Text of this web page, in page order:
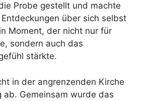
Probe gestellt und machte
über sich selbst
Moment, der nicht nur für
sondern auch das
stärkte.
in der angrenzenden Kirche
ab. Gemeinsam wurde das